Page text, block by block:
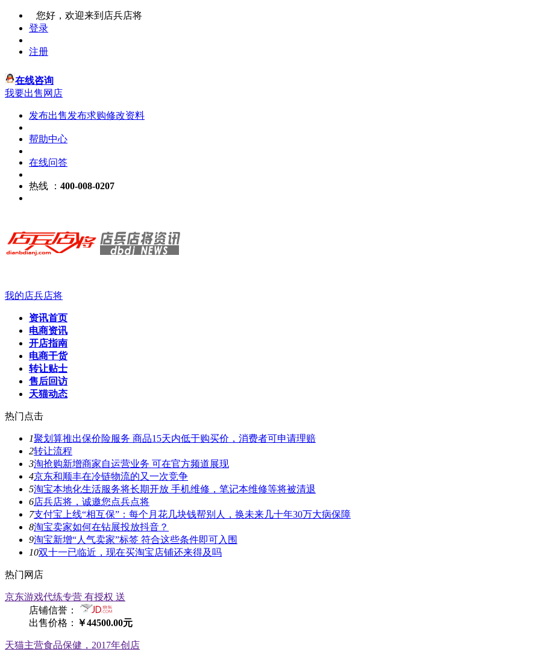
您好，欢迎来到店兵店将
登录
注册
在线咨询
我要出售网店
发布出售发布求购修改资料
帮助中心
在线问答
热线 ： 400-008-0207
我的店兵店将
资讯首页
电商资讯
开店指南
电商干货
转让贴士
售后回访
天猫动态
热门点击
1聚划算推出保价险服务 商品15天内低于购买价，消费者可申请理赔
2转让流程
3淘抢购新增商家自运营业务 可在官方频道展现
4京东和顺丰在冷链物流的又一次竞争
5淘宝本地化生活服务将长期开放 手机维修，笔记本维修等将被清退
6店兵店将，诚邀您点兵点将
7支付宝上线“相互保”：每个月花几块钱帮别人，换未来几十年30万大病保障
8淘宝卖家如何在钻展投放抖音？
9淘宝新增“人气卖家”标签 符合这些条件即可入围
10双十一已临近，现在买淘宝店铺还来得及吗
热门网店
京东游戏代练专营 有授权 送
店铺信誉：
出售价格： ￥44500.00元
天猫主营食品保健，2017年创店